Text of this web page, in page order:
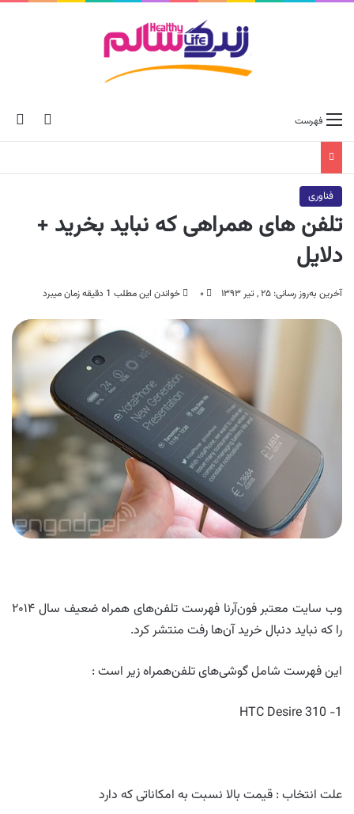
skin فهرست
فناوری
تلفن‌ های همراهی که نباید بخرید +
دلایل
آخرین به‌روز رسانی: ۲۵ , تیر ۱۳۹۳ ۰ خواندن این مطلب 1 دقیقه زمان میبرد
وب سایت معتبر فون‌آرنا فهرست تلفن‌های همراه ضعیف سال ۲۰۱۴
را که نباید دنبال خرید آن‌ها رفت منتشر کرد.
این فهرست شامل گوشی‌های تلفن‌همراه زیر است :
1- HTC Desire 310
علت انتخاب : قیمت بالا نسبت به امکاناتی که دارد